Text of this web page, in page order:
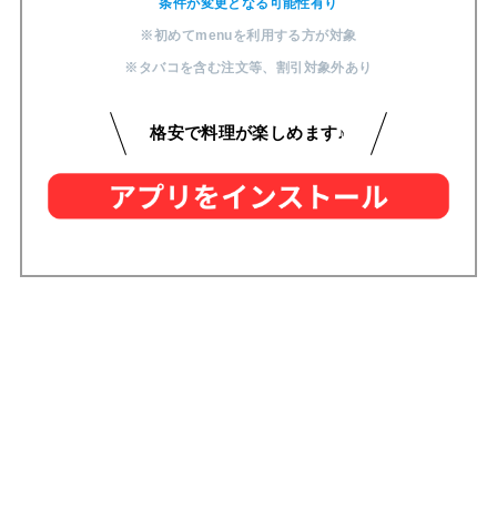
条件が変更となる可能性有り
※初めてmenuを利用する方が対象
※タバコを含む注文等 割引対象外あり
格安で料理が楽しめます♪